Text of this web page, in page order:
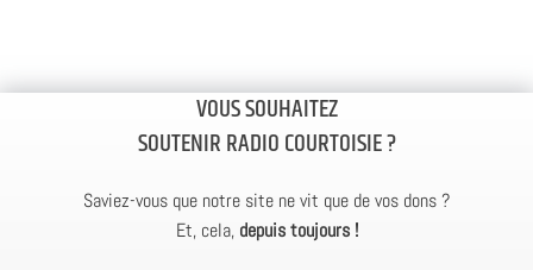
VOUS SOUHAITEZ
SOUTENIR RADIO COURTOISIE ?
Saviez-vous que notre site ne vit que de vos dons ?
Et, cela, depuis toujours !